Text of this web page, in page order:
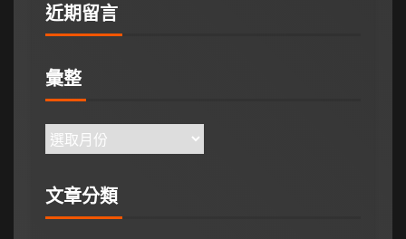
近期留言
彙整
文章分類